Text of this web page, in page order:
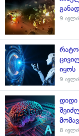
9
იყოს
9
8